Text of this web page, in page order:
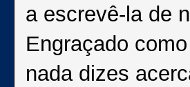
a escrevê-la de
Engraçado
nada dizes